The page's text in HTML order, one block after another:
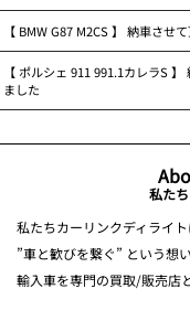
【 BMW G87 M2CS 】 納車させ
【 ポルシェ 911 991.1カレラS
ました
私た
私たちカーリンクディライト
”車と歓びを繋ぐ” という想い
輸入車を専門の買取/販売店